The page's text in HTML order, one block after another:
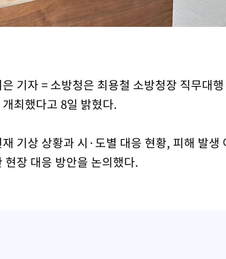
기자 = 소방청은 최용철 소방청장 직무대
최했다고 8일 밝혔다.
기상 상황과 시·도별 대응 현황, 피해 발
현장 대응 방안을 논의했다.